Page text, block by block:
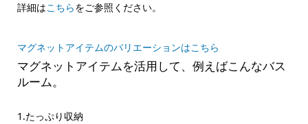
詳細はこちらをご参照ください。
マグネットアイテムのバリエーションはこちら
マグネットアイテムを活用して、例えばこんなバス
ルーム。
1.たっぷり収納